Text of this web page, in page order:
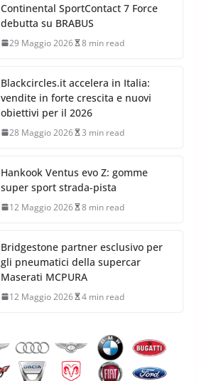
Continental SportContact 7 Force
debutta su BRABUS
29 Maggio 2026 8 min read
Blackcircles.it accelera in Italia:
vendite in forte crescita e nuovi
obiettivi per il 2026
28 Maggio 2026 3 min read
Hankook Ventus evo Z: gomme
super sport strada-pista
12 Maggio 2026 8 min read
Bridgestone partner esclusivo per
gli pneumatici della supercar
Maserati MCPURA
12 Maggio 2026 4 min read